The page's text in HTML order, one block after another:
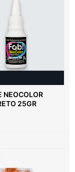
NEOCOLOR
25GR